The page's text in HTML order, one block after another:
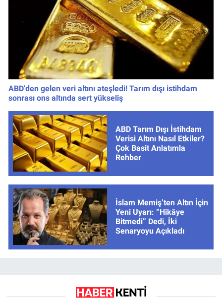
ABD’den gelen veri altını ateşledi! Tarım dışı istihdam
sonrası ons altında sert yükseliş
ABD Tarım Dışı İstihdam
Verisi Altını Nasıl Etkiler?
Çok Basit Anlatımla
Rehber
İslam Memiş’ten Altın İçin
Yeni Uyarı: “Hikâye
Bitmedi” Dedi, İki
Senaryoyu Açıkladı